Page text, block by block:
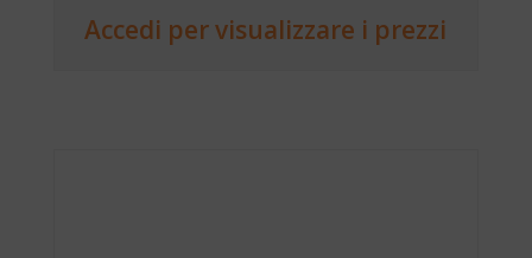
Accedi per visualizzare i prezzi